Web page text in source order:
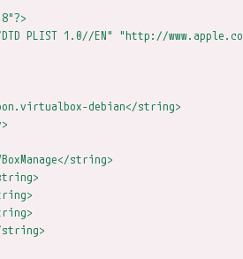
PLIST 1.0//EN" "http://
debian</string>
string>